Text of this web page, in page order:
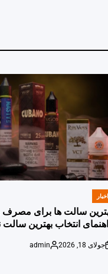
اخبار
سالت ها برای مصرف
انتخاب بهترین سالت
جولای 18, 2026
Posted
admin